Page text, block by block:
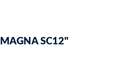
SC12"